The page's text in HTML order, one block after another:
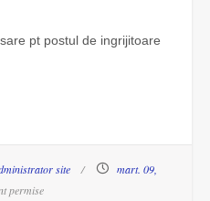
pt postul de ingrijitoare
site
mart. 09,
permise